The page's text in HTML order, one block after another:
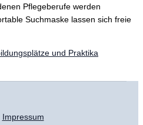
Pflegeberufe werden
Suchmaske lassen sich freie
und Praktika
Impressum